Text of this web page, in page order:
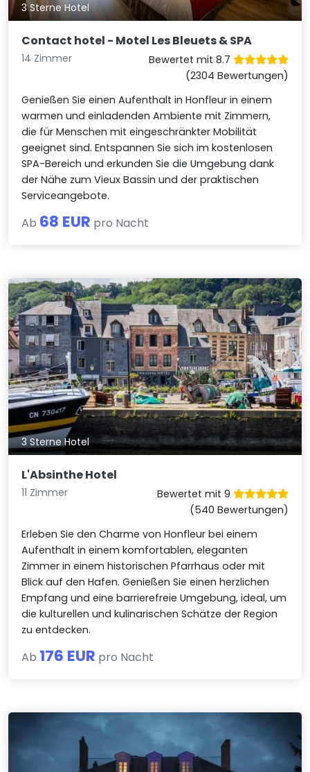
3 Sterne Hotel
Contact hotel - Motel Les Bleuets & SPA
14 Zimmer
Bewertet mit 8.7
(2304 Bewertungen)
Genießen Sie einen Aufenthalt in Honfleur in einem
warmen und einladenden Ambiente mit Zimmern,
die für Menschen mit eingeschränkter Mobilität
geeignet sind. Entspannen Sie sich im kostenlosen
SPA-Bereich und erkunden Sie die Umgebung dank
der Nähe zum Vieux Bassin und der praktischen
Serviceangebote.
Ab 68 EUR pro Nacht
3 Sterne Hotel
L'Absinthe Hotel
11 Zimmer
Bewertet mit 9
(540 Bewertungen)
Erleben Sie den Charme von Honfleur bei einem
Aufenthalt in einem komfortablen, eleganten
Zimmer in einem historischen Pfarrhaus oder mit
Blick auf den Hafen. Genießen Sie einen herzlichen
Empfang und eine barrierefreie Umgebung, ideal, um
die kulturellen und kulinarischen Schätze der Region
zu entdecken.
Ab 176 EUR pro Nacht